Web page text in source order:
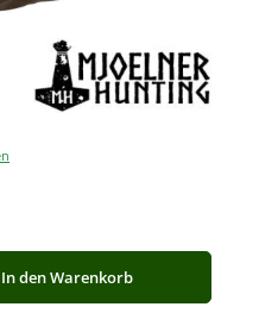
Wert ein oder benutze die
In den Warenkorb